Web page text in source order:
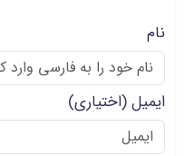
نام
ایمیل(اختیاری)